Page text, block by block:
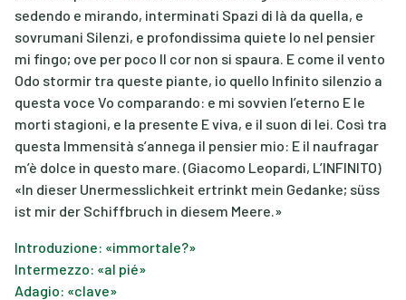
sedendo e mirando, interminati Spazi di là da quella, e
sovrumani Silenzi, e profondissima quiete Io nel pensier
mi fingo; ove per poco ll cor non si spaura. E come il vento
Odo stormir tra queste piante, io quello Infinito silenzio a
questa voce Vo comparando: e mi sovvien l’eterno E le
morti stagioni, e la presente E viva, e il suon di lei. Così tra
questa Immensità s’annega il pensier mio: E il naufragar
m’è dolce in questo mare. (Giacomo Leopardi, L’INFINITO)
«In dieser Unermesslichkeit ertrinkt mein Gedanke; süss
ist mir der Schiffbruch in diesem Meere.»
Introduzione: «immortale?»
Intermezzo: «al pié»
Adagio: «clave»